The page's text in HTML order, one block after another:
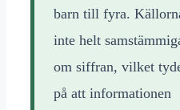
barn till fyra.
inte helt
om siffran, vilket
på att informationen